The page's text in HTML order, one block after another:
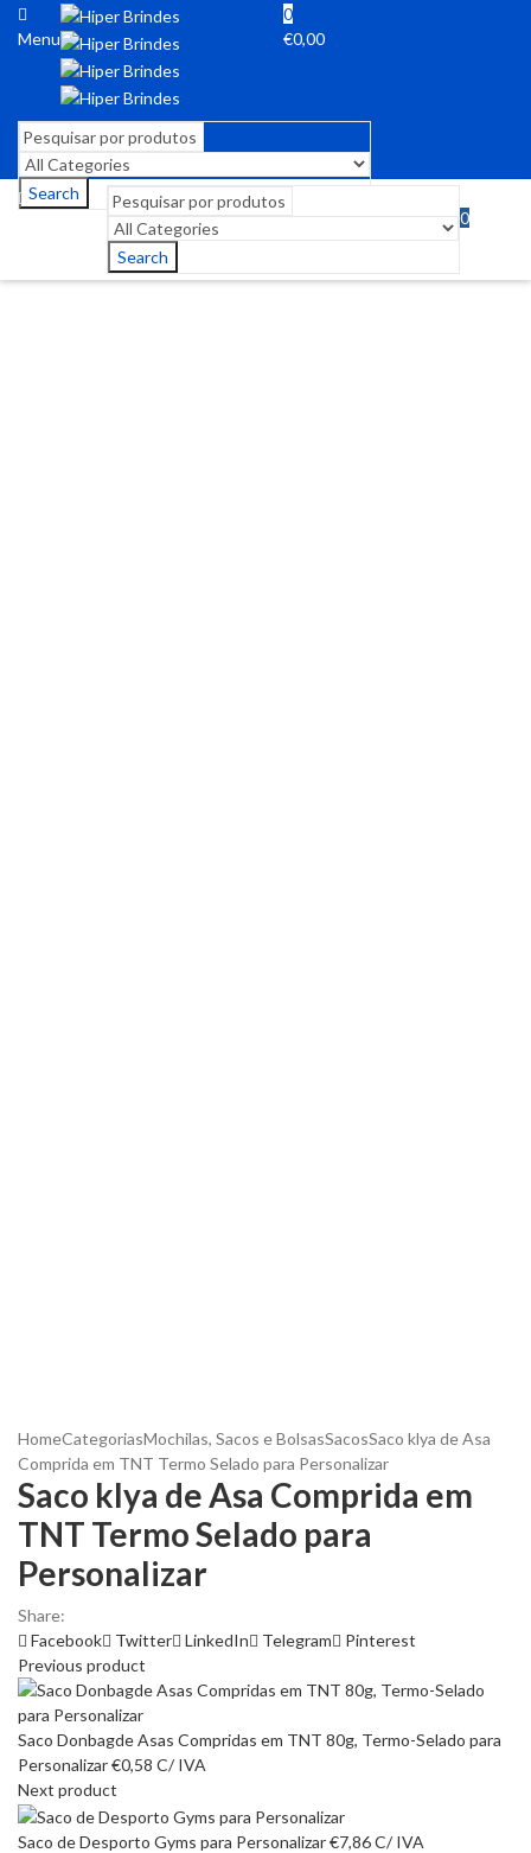
Menu
0
€0,00
Search
Search
0
HomeCategoriasMochilas, Sacos e BolsasSacosSaco klya de Asa
Comprida em TNT Termo Selado para Personalizar
Saco klya de Asa Comprida em
TNT Termo Selado para
Personalizar
Share:
Facebook
Twitter LinkedIn Telegram
Pinterest
Previous product
Saco Donbagde Asas Compridas em TNT 80g, Termo-Selado para
Personalizar€0,58 C/ IVA
Next product
Saco de Desporto Gyms para Personalizar€7,86C/ IVA